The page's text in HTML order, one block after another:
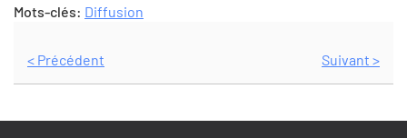
Mots-clés: Diffusion
< Précédent Suivant >